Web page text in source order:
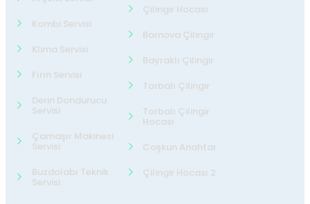
Kombi Servisi
Klima Servisi
Fırın Servisi
Derin Dondurucu
Servisi
Çamaşır Makinesi
Servisi
Buzdolabı Teknik
Servisi
Çilingir Hocası
Bornova Çilingir
Bayraklı Çilingir
Torbalı Çilingir
Torbalı Çilingir
Hocası
Coşkun Anahtar
Çilingir Hocası 2